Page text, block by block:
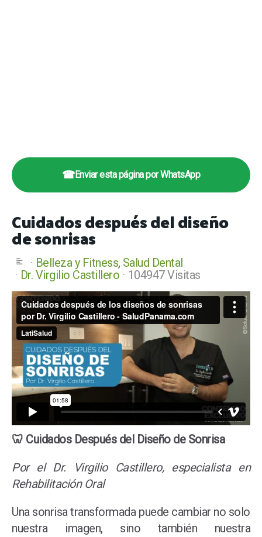
☎Enviar esta página por WhatsApp
Cuidados después del diseño
de sonrisas
Belleza y Fitness Salud Dental
Dr. Virgilio Castillero
104947 Visitas
🦷 Cuidados Después del Diseño de Sonrisa
Por el Dr. Virgilio Castillero, especialista en
Rehabilitación Oral
Una sonrisa transformada puede cambiar no solo
nuestra imagen, sino también nuestra